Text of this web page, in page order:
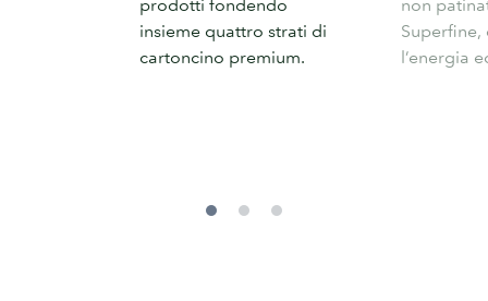
prodotti fondendo
insieme quattro strati di
cartoncino premium.
raffinato
non
l’energia